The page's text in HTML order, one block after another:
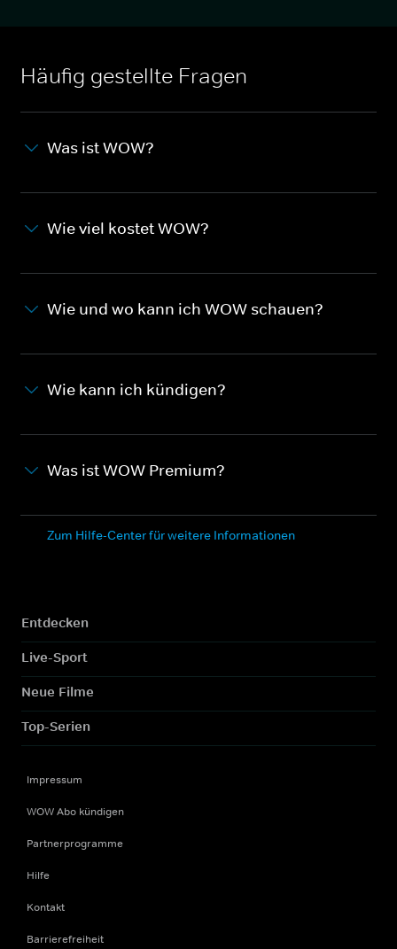
Häufig gestellte Fragen
Was ist WOW?
Wie viel kostet WOW?
Wie und wo kann ich WOW schauen?
Wie kann ich kündigen?
Was ist WOW Premium?
Zum Hilfe-Center für weitere Informationen
Entdecken
Live-Sport
Neue Filme
Top-Serien
Impressum
WOW Abo kündigen
Partnerprogramme
Hilfe
Kontakt
Barrierefreiheit